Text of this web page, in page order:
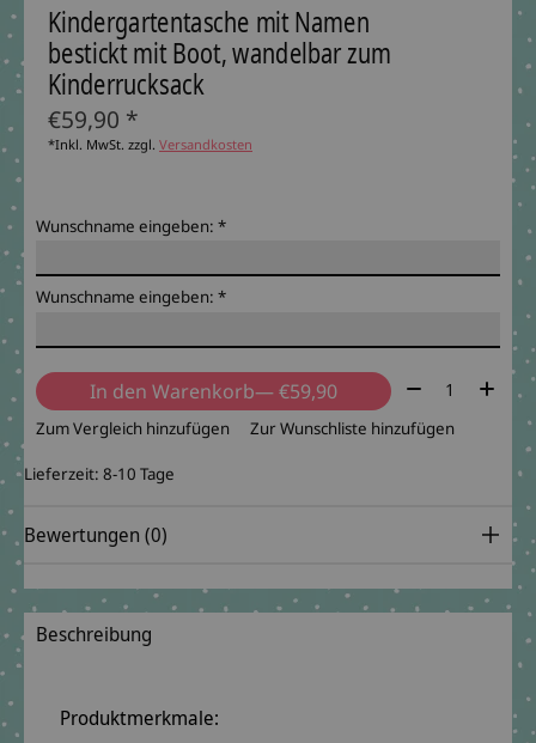
Kindergartentasche mit Namen
bestickt mit Boot, wandelbar zum
Kinderrucksack
€59,90 *
*Inkl. MwSt. zzgl. Versandkosten
Wunschname eingeben: *
Wunschname eingeben: *
In den Warenkorb — €59,90 Menge:
Zum Vergleich hinzufügen Zur Wunschliste hinzufügen
Lieferzeit: 8-10 Tage
Bewertungen (0)
Beschreibung
Produktmerkmale: